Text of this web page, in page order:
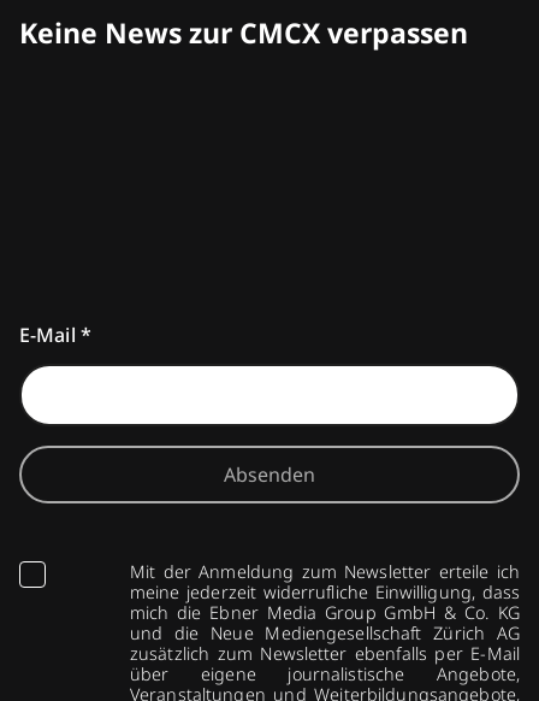
Keine News zur CMCX verpassen
E-Mail *
Absenden
Mit der Anmeldung zum Newsletter erteile ich
meine jederzeit widerrufliche Einwilligung, dass
mich die Ebner Media Group GmbH & Co. KG
und die Neue Mediengesellschaft Zürich AG
zusätzlich zum Newsletter ebenfalls per E-Mail
über eigene journalistische Angebote,
Veranstaltungen und Weiterbildungsangebote,